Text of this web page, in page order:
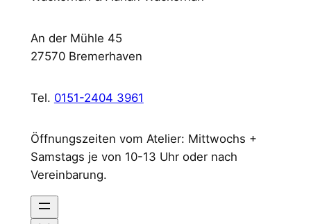
An der Mühle 45
27570 Bremerhaven
Tel. 0151-2404 3961
Öffnungszeiten vom Atelier: Mittwochs +
Samstags je von 10-13 Uhr oder nach
Vereinbarung.